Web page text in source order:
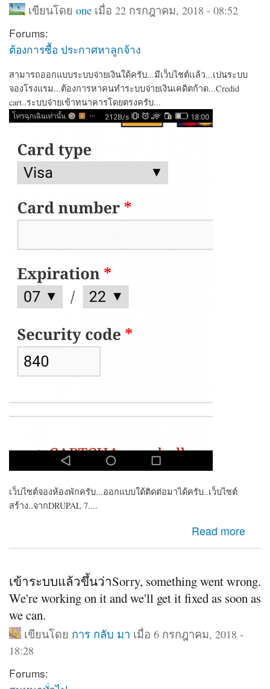
เขียนโดย oneเมื่อ 22 กรกฎาคม, 2018 - 08:52
Forums:
ต้องการซื้อ ประกาศหาลูกจ้าง
สามารถออกแบบระบบจ่ายเงินใด้ครับ...มีเว็บไชต์เเล้ว...เปนระบบ
จองโรงแรม...ต้องการหาคนทำระบบจ่ายเงินเคดิตก้าด...Credid
cart..ระบบจ่ายเข้าทนาคารโดยตรงครับ...
เว็บไซต์จองห้องพักครับ...ออกแบบใด้ติดต่อมาได้ครับ..เว็บไซต์
สร้าง..จากDRUPAL 7....
Read more
about ต้องการหาคนพัฒนาเว็บ เพิ่มระบบ CREDIT CARD
เข้าระบบแล้วขึ้นว่าSorry, something went wrong.
We're working on it and we'll get it fixed as soon as
we can.
เขียนโดย การ กลับ มา เมื่อ 6 กรกฎาคม, 2018 -
18:28
Forums: